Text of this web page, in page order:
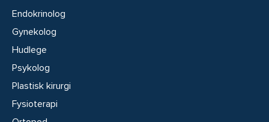
Endokrinolog
Gynekolog
Hudlege
Psykolog
Plastisk kirurgi
Fysioterapi